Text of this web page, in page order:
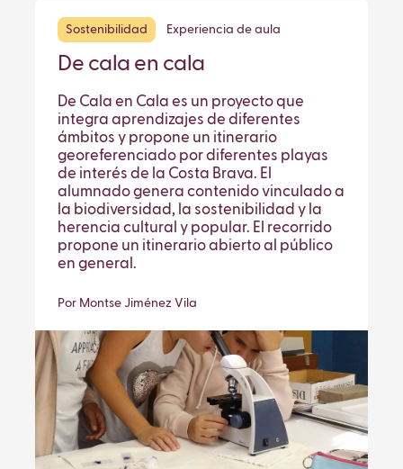
Sostenibilidad Experiencia de aula
De cala en cala
De Cala en Cala es un proyecto que
integra aprendizajes de diferentes
ámbitos y propone un itinerario
georeferenciado por diferentes playas
de interés de la Costa Brava. El
alumnado genera contenido vinculado a
la biodiversidad, la sostenibilidad y la
herencia cultural y popular. El recorrido
propone un itinerario abierto al público
en general.
Por Montse Jiménez Vila